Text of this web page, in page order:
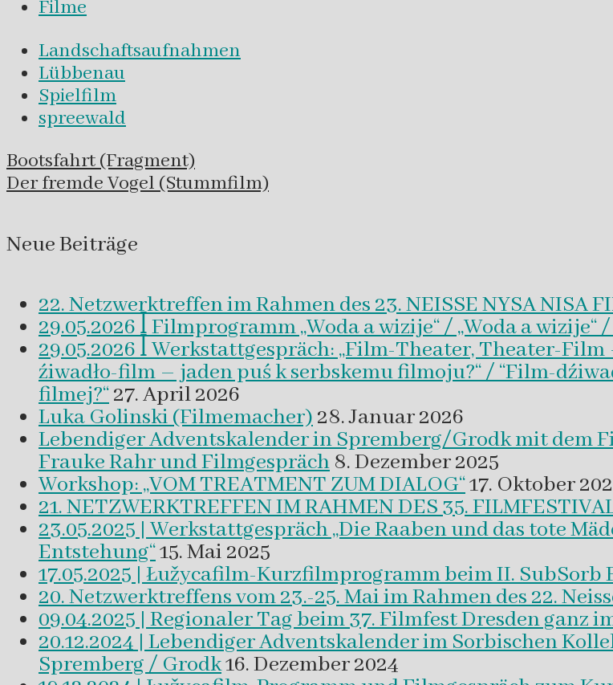
Filme
Landschaftsaufnahmen
Lübbenau
Spielfilm
spreewald
Navigation
innerhalb
Bootsfahrt (Fragment)
Der fremde Vogel (Stummfilm)
Neue Beiträge
22. Netzwerktreffen im Rahmen des 23. NEISSE NYSA NISA
29.05.2026 ꟾ Filmprogramm „Woda a wizije“ / „Woda a wizije“
29.05.2026 ꟾ Werkstattgespräch: „Film-Theater, Theater-
źiwadło-film – jaden puś k serbskemu filmoju?“ / “Film-
filmej?“27. April 2026
Luka Golinski (Filmemacher)28. Januar 2026
Lebendiger Adventskalender in Spremberg/Grodk mit dem
Frauke Rahr und Filmgespräch 8. Dezember 2025
Workshop: „VOM TREATMENT ZUM DIALOG“17. Oktober
21. NETZWERKTREFFEN IM RAHMEN DES 35.
23.05.2025 | Werkstattgespräch „Die Raaben und das tote
Entstehung“15. Mai 2025
17.05.2025 | Łužycafilm-Kurzfilmprogramm beim II. SubSorb
20. Netzwerktreffens vom 23.-25. Mai im Rahmen des 22.
09.04.2025 | Regionaler Tag beim 37. Filmfest Dresden ganz
20.12.2024 | Lebendiger Adventskalender im Sorbischen
Spremberg / Grodk16. Dezember 2024